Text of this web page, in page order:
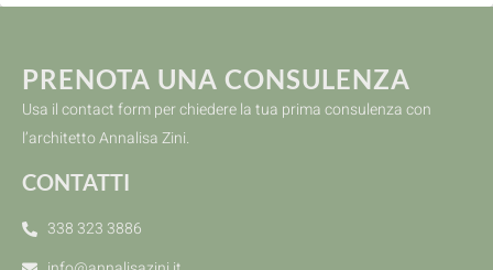
PRENOTA UNA CONSULENZA
Usa il contact form per chiedere la tua prima consulenza con
l’architetto Annalisa Zini.
CONTATTI
338 323 3886